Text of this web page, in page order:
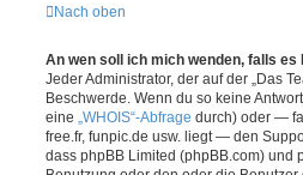
Nach oben
An wen soll ich mich wenden, falls
Jeder Administrator, der auf der „Das
Beschwerde. Wenn du so keine
eine „WHOIS“-Abfrage durch) oder —
free.fr, funpic.de usw. liegt — den
dass phpBB Limited (phpBB.com) und